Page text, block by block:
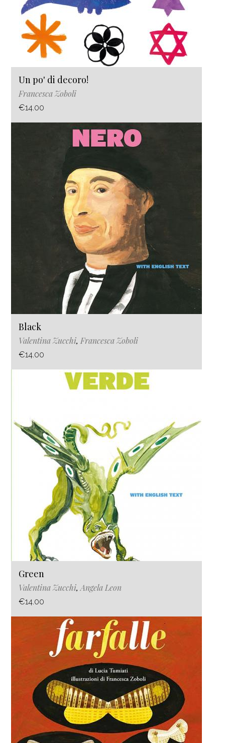
Un po' di decoro!
Francesca Zoboli
€14.00
Black
Valentina Zucchi, Francesca Zoboli
€14.00
Green
Valentina Zucchi,Angela Leon
€14.00